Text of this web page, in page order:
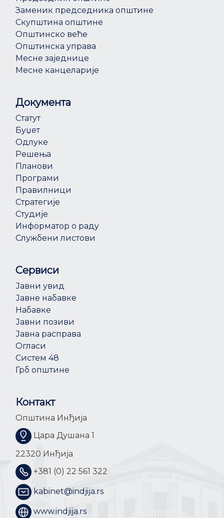
Заменик председника општине
Скупштина општине
Општинско веће
Општинска управа
Месне заједнице
Месне канцеларије
Документа
Статут
Буџет
Одлуке
Решења
Планови
Програми
Правилници
Стратегије
Студије
Информатор о раду
Службени листови
Сервиси
Јавни увид
Јавне набавке
Набавке
Јавни позиви
Јавна расправа
Огласи
Систем 48
Грб општине
Контакт
Општина Инђија
Цара Душана 1
22320 Инђија
+381 (0) 22 561 322
kabinet@indjija.rs
www.indjija.rs